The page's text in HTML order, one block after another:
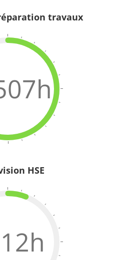
travaux
HSE